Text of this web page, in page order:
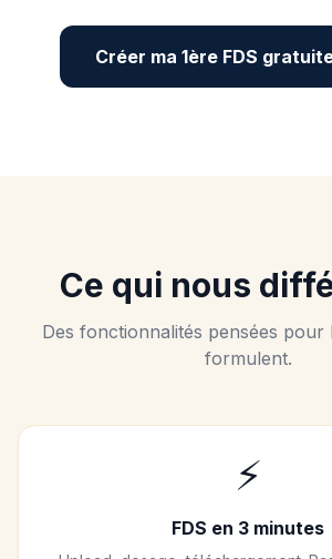
Créer ma 1ère FDS
Ce qui nous
Des fonctionnalités pensées pour
formulent.
⚡
FDS en 3 minutes